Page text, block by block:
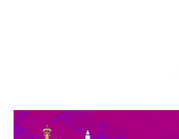
الأنظمة الذكية